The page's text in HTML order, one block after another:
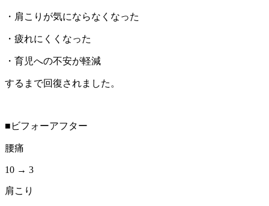
・肩こりが気にならなくなった
・疲れにくくなった
・育児への不安が軽減
するまで回復されました。
■ビフォーアフター
腰痛
10 → 3
肩こり